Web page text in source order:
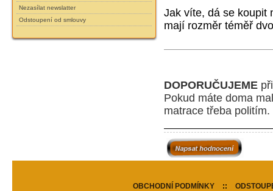
Nezasílat newslatter
Odstoupení od smlouvy
Jak víte, dá se koupit
mají rozměr téměř
DOPORUČUJEME
Pokud máte doma
matrace třeba politím.
OBCHODNÍ PODMÍNKY ::